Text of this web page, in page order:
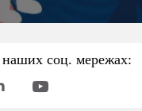
соц. мережах: